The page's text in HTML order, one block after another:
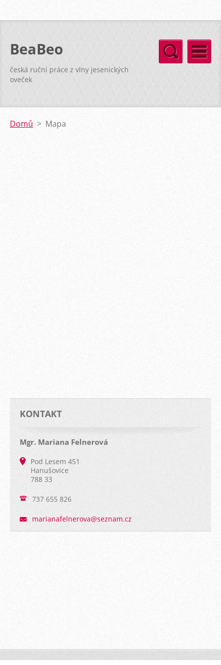
BeaBeo
česká ruční práce z vlny jesenických
oveček
Domů > Mapa
KONTAKT
Mgr. Mariana Felnerová
Pod Lesem 451
Hanušovice
788 33
737 655 826
marianafelnerova@seznam.cz